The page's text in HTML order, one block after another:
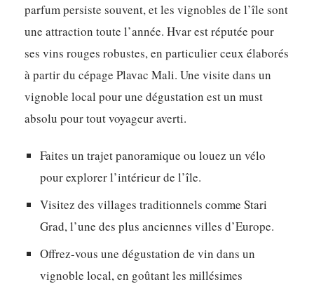
parfum persiste souvent, et les vignobles de l’île sont
une attraction toute l’année. Hvar est réputée pour
ses vins rouges robustes, en particulier ceux élaborés
à partir du cépage Plavac Mali. Une visite dans un
vignoble local pour une dégustation est un must
absolu pour tout voyageur averti.
Faites un trajet panoramique ou louez un vélo
pour explorer l’intérieur de l’île.
Visitez des villages traditionnels comme Stari
Grad, l’une des plus anciennes villes d’Europe.
Offrez-vous une dégustation de vin dans un
vignoble local, en goûtant les millésimes